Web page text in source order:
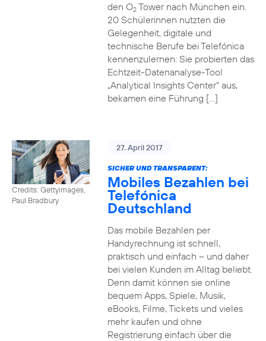
den O2Tower nach München ein.
20 Schülerinnen nutzten die
Gelegenheit, digitale und
technische Berufe bei Telefónica
kennenzulernen: Sie probierten das
Echtzeit-Datenanalyse-Tool
„Analytical Insights Center“ aus,
bekamen eine Führung […]
Credits: Gettyimages,
Paul Bradbury
27. April 2017
SICHER UND TRANSPARENT:
Mobiles Bezahlen bei
Telefónica
Deutschland
Das mobile Bezahlen per
Handyrechnung ist schnell,
praktisch und einfach – und daher
bei vielen Kunden im Alltag beliebt.
Denn damit können sie online
bequem Apps, Spiele, Musik,
eBooks, Filme, Tickets und vieles
mehr kaufen und ohne
Registrierung einfach über die